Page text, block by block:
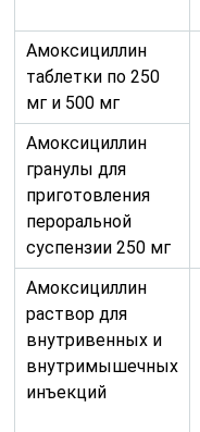
Амоксициллин
таблетки по 250
мг и 500 мг
Амоксициллин
гранулы для
приготовления
пероральной
суспензии 250 мг
Амоксициллин
раствор для
внутривенных и
внутримышечных
инъекций